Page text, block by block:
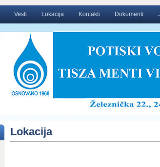
Vesti Lokacija Kontakti Dokumenti
Lokacija